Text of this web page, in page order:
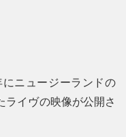
ニュージーランドの
ライヴの映像が公開さ